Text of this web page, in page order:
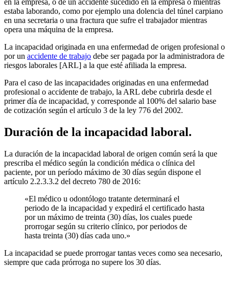
en la empresa, o de un accidente sucedido en la empresa o mientras
estaba laborando, como por ejemplo una dolencia del túnel carpiano
en una secretaria o una fractura que sufre el trabajador mientras
opera una máquina de la empresa.
La incapacidad originada en una enfermedad de origen profesional o
por un accidente de trabajo debe ser pagada por la administradora de
riesgos laborales [ARL] a la que esté afiliada la empresa.
Para el caso de las incapacidades originadas en una enfermedad
profesional o accidente de trabajo, la ARL debe cubrirla desde el
primer día de incapacidad, y corresponde al 100% del salario base
de cotización según el artículo 3 de la ley 776 del 2002.
Duración de la incapacidad laboral.
La duración de la incapacidad laboral de origen común será la que
prescriba el médico según la condición médica o clínica del
paciente, por un período máximo de 30 días según dispone el
artículo 2.2.3.3.2 del decreto 780 de 2016:
«El médico u odontólogo tratante determinará el
periodo de la incapacidad y expedirá el certificado hasta
por un máximo de treinta (30) días, los cuales puede
prorrogar según su criterio clínico, por periodos de
hasta treinta (30) días cada uno.»
La incapacidad se puede prorrogar tantas veces como sea necesario,
siempre que cada prórroga no supere los 30 días.